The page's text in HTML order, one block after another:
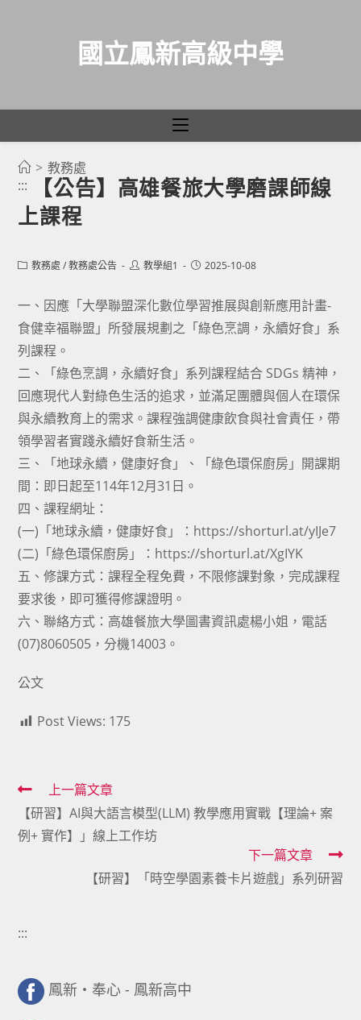
國立鳳新高級中學
> 教務處
:::
【公告】高雄餐旅大學磨課師線
上課程
Post教務處 / 教務處公告
Post教學組1
Post2025-10-08
一、因應「大學聯盟深化數位學習推展與創新應用計畫-
食健幸福聯盟」所發展規劃之「綠色烹調，永續好食」系
列課程。
二、「綠色烹調，永續好食」系列課程結合 SDGs 精神，
回應現代人對綠色生活的追求，並滿足團體與個人在環保
與永續教育上的需求。課程強調健康飲食與社會責任，帶
領學習者實踐永續好食新生活。
三、「地球永續，健康好食」、「綠色環保廚房」開課期
間：即日起至114年12月31日。
四、課程網址：
(一)「地球永續，健康好食」：https://shorturl.at/yIJe7
(二)「綠色環保廚房」：https://shorturl.at/XgIYK
五、修課方式：課程全程免費，不限修課對象，完成課程
要求後，即可獲得修課證明。
六、聯絡方式：高雄餐旅大學圖書資訊處楊小姐，電話
(07)8060505，分機14003。
公文
Post Views: 175
Read
more
articles
上一篇文章
【研習】AI與大語言模型(LLM) 教學應用實戰【理論+ 案
例+ 實作】」線上工作坊
下一篇文章
【研習】「時空學園素養卡片遊戲」系列研習
:::
鳳新・奉心 - 鳳新高中